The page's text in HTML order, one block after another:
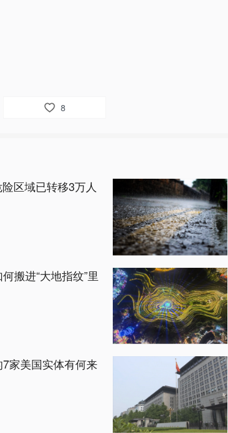
8
区域已转移3万人
搬进“大地指纹”里
家美国实体有何来